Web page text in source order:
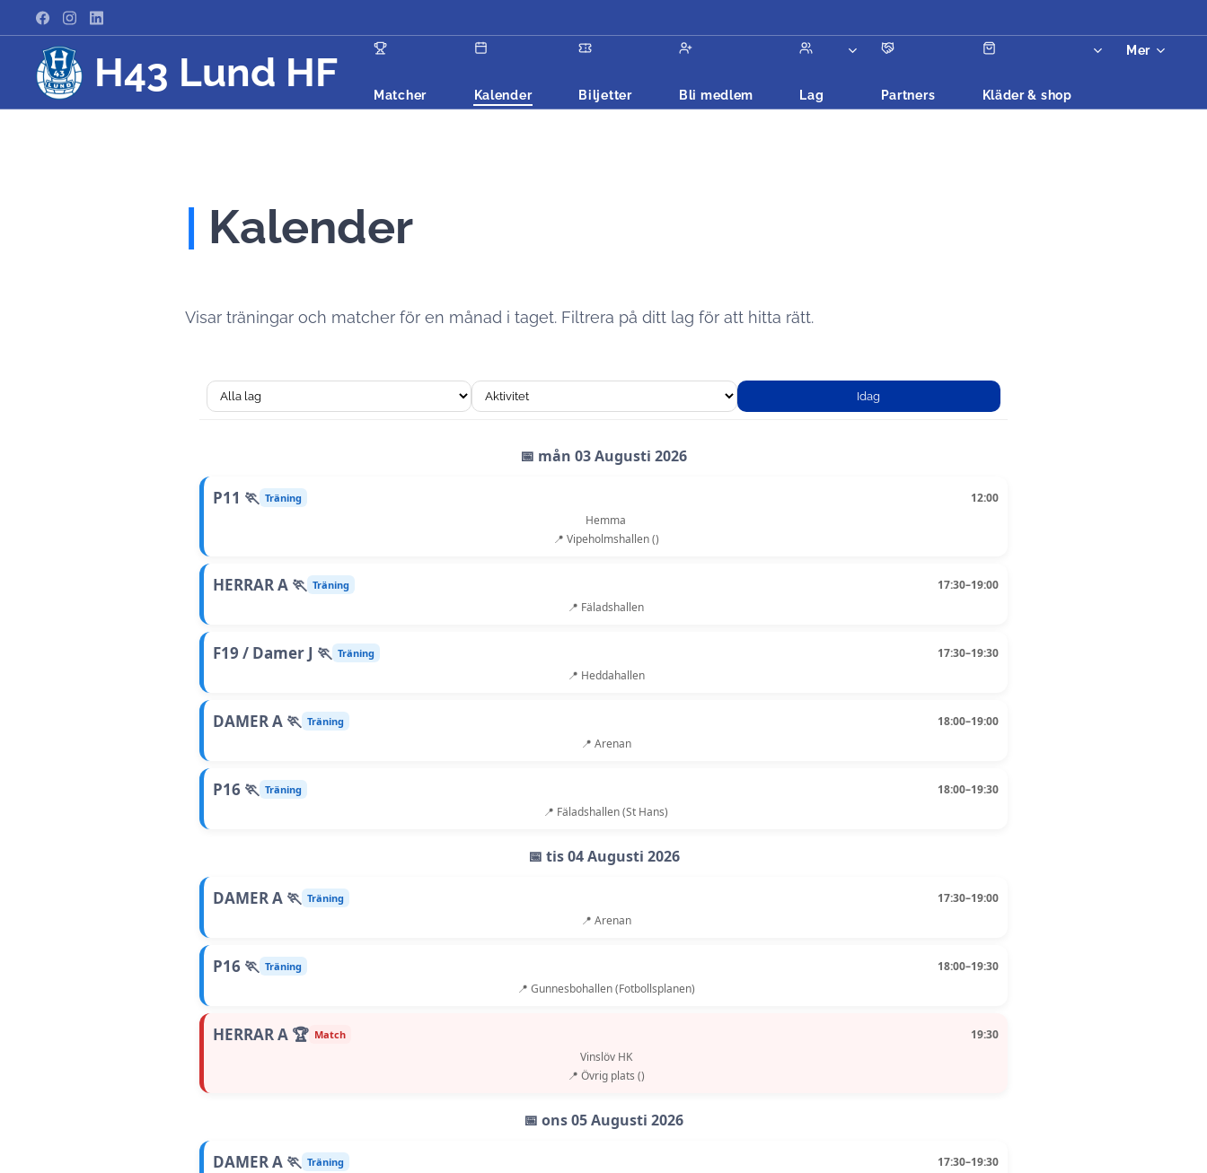
H43 Lund HF Matcher Kalender Biljetter Bli medlem Lag Partners Kläder & shop
Mer
Kalender
Visar träningar och matcher för en månad i taget. Filtrera på ditt lag för att hitta rätt.
Idag
📅 mån 03 Augusti 2026
P11 🏃 Träning
12:00
Hemma
📍 Vipeholmshallen ()
HERRAR A 🏃 Träning
17:30–19:00
📍 Fäladshallen
F19 / Damer J 🏃 Träning
17:30–19:30
📍 Heddahallen
DAMER A 🏃 Träning
18:00–19:00
📍 Arenan
P16 🏃 Träning
18:00–19:30
📍 Fäladshallen (St Hans)
📅 tis 04 Augusti 2026
DAMER A 🏃 Träning
17:30–19:00
📍 Arenan
P16 🏃 Träning
18:00–19:30
📍 Gunnesbohallen (Fotbollsplanen)
HERRAR A 🏆 Match
19:30
Vinslöv HK
📍 Övrig plats ()
📅 ons 05 Augusti 2026
DAMER A 🏃 Träning
17:30–19:30